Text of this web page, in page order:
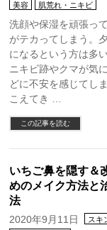
美容
肌荒れ・ニキビ
洗顔や保湿を頑張っ
がテカってしまう。
になるという方は多
ニキビ跡やクマが気
どに不安を感じてし
こえてき …
この記事を読む
いちご鼻を隠す＆
めのメイク方法と
法
2020年9月11日 スキ